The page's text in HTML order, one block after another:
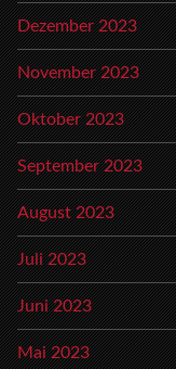
Dezember 2023
November 2023
Oktober 2023
September 2023
August 2023
Juli 2023
Juni 2023
Mai 2023